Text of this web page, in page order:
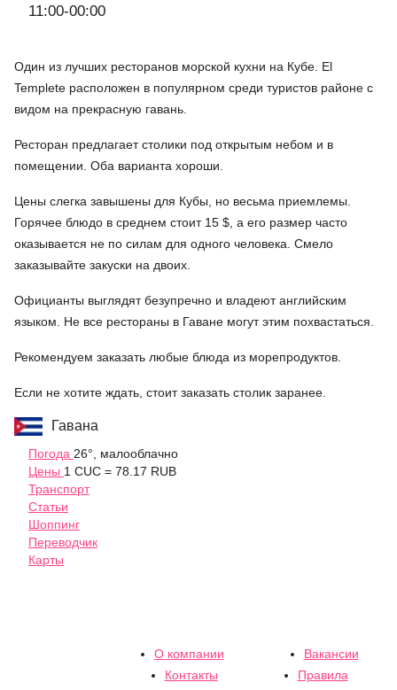
11:00-00:00
Один из лучших ресторанов морской кухни на Кубе. El
Templete расположен в популярном среди туристов районе с
видом на прекрасную гавань.
Ресторан предлагает столики под открытым небом и в
помещении. Оба варианта хороши.
Цены слегка завышены для Кубы, но весьма приемлемы.
Горячее блюдо в среднем стоит 15 $, а его размер часто
оказывается не по силам для одного человека. Смело
заказывайте закуски на двоих.
Официанты выглядят безупречно и владеют английским
языком. Не все рестораны в Гаване могут этим похвастаться.
Рекомендуем заказать любые блюда из морепродуктов.
Если не хотите ждать, стоит заказать столик заранее.
Гавана
Погода 26°, малооблачно
Цены 1 CUC = 78.17 RUB
Транспорт
Статьи
Шоппинг
Переводчик
Карты
О компании
Вакансии
Контакты
Правила